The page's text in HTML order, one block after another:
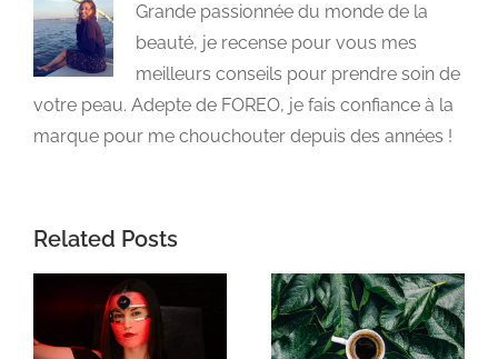
Grande passionnée du monde de la
beauté, je recense pour vous mes
meilleurs conseils pour prendre soin de
votre peau. Adepte de FOREO, je fais confiance à la
marque pour me chouchouter depuis des années !
Related Posts